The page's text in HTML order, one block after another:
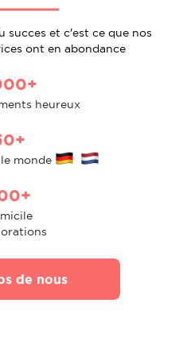
succes et c'est ce que nos
ont en abondance
heureux
monde
de nous